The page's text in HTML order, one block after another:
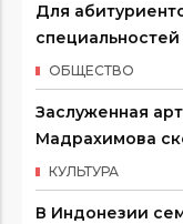
Для
специальностей
ОБЩЕСТВО
Заслуженная
Мадрахимова
КУЛЬТУРА
В Индонезии